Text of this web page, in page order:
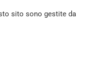
sito sono gestite da